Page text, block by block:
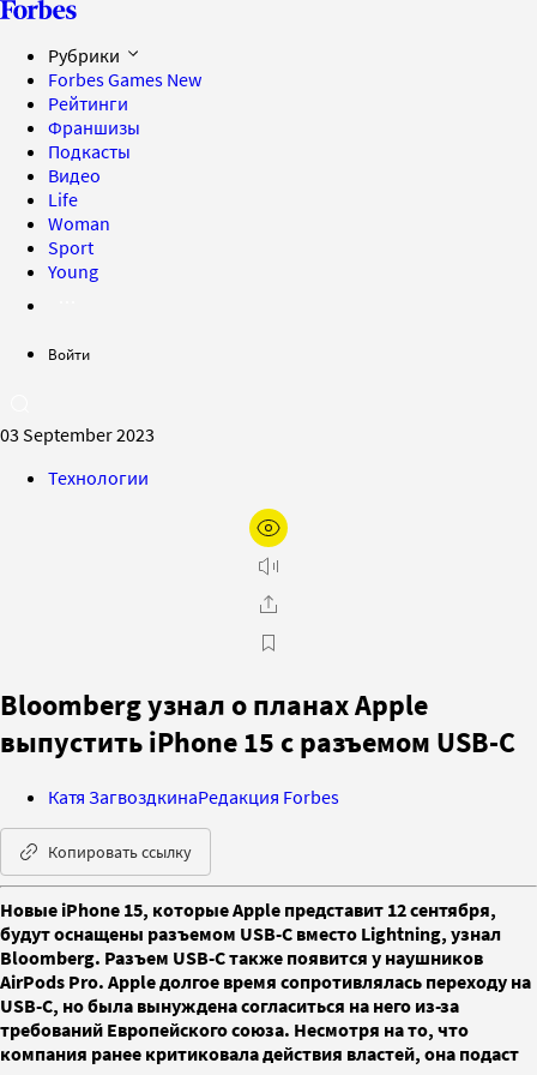
Рубрики
Forbes Games New
Рейтинги
Франшизы
Подкасты
Видео
Life
Woman
Sport
Young
Войти
03 September 2023
Технологии
Bloomberg узнал о планах Apple
выпустить iPhone 15 с разъемом USB-C
Катя ЗагвоздкинаРедакция Forbes
Копировать ссылку
Новые iPhone 15, которые Apple представит 12 сентября,
будут оснащены разъемом USB-C вместо Lightning, узнал
Bloomberg. Разъем USB-C также появится у наушников
AirPods Pro. Apple долгое время сопротивлялась переходу на
USB-C, но была вынуждена согласиться на него из-за
требований Европейского союза. Несмотря на то, что
компания ранее критиковала действия властей, она подаст